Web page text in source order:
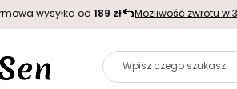
wysyłka od 189 zł Możliwość zwrotu w